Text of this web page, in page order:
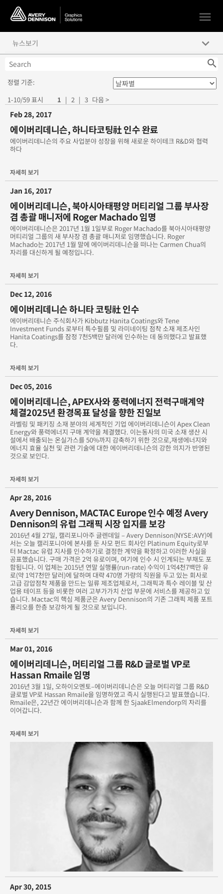
menu
search
정렬 기준:
1-10/59 표시
1 | 2 | 3 다음 >
Feb 28, 2017
에이버리데니슨, 하니타코팅社 인수 완료
에이버리데니슨의 주요 사업분야 성장을 위해 새로운 하이테크 R&D와 협력
하다
자세히 보기
Jan 16, 2017
에이버리데니슨, 북아시아태평양 머티리얼 그룹 부사장
겸 총괄 매니저에 Roger Machado 임명
에이버리데니슨은 2017년 1월 1일부로 Roger Machado를 북아시아태평양
머티리얼 그룹의 새 부사장 겸 총괄 매니저로 임명했습니다. Roger
Machado는 2017년 1월 말에 에이버리데니슨을 떠나는 Carmen Chua의
자리를 대신하게 될 예정입니다.
자세히 보기
Dec 12, 2016
에이버리데니슨 하니타 코팅社 인수
에이버리데니슨 주식회사가 Kibbutz Hanita Coatings와 Tene
Investment Funds 로부터 특수필름 및 라미네이팅 점착 소재 제조사인
Hanita Coatings를 잠정 7천5백만 달러에 인수하는 데 동의했다고 발표했
다.
자세히 보기
Dec 05, 2016
에이버리데니슨, APEX사와 풍력에너지 전력구매계약
체결2025년 환경목표 달성을 향한 진일보
라벨링 및 패키징 소재 분야의 세계적인 기업 에이버리데니슨이 Apex Clean
Energy와 풍력에너지 구매 계약을 체결했다. 이는동사의 미국 소재 생산 시
설에서 배출되는 온실가스를 50%까지 감축하기 위한 것으로,재생에너지와
에너지 효율 실천 및 관련 기술에 대한 에이버리데니슨의 강한 의지가 반영된
것으로 보인다.
자세히 보기
Apr 28, 2016
Avery Dennison, MACTAC Europe 인수 예정 Avery
Dennison의 유럽 그래픽 시장 입지를 보강
2016년 4월 27일, 캘리포니아주 글렌데일 – Avery Dennison(NYSE:AVY)에
서는 오늘 캘리포니아에 본사를 둔 사모 펀드 회사인 Platinum Equity로부
터 Mactac 유럽 지사를 인수하기로 결정한 계약을 확정하고 이러한 사실을
공표했습니다. 구매 가격은 2억 유로이며, 여기에 인수 시 인계되는 부채도 포
함됩니다. 이 업체는 2015년 연말 실행률(run-rate) 수익이 1억4천7백만 유
로(약 1억7천만 달러)에 달하며 대략 470명 가량의 직원을 두고 있는 회사로
고급 감압점착 제품을 만드는 일류 제조업체로서, 그래픽과 특수 레이블 및 산
업용 테이프 등을 비롯한 여러 고부가가치 산업 부문에 서비스를 제공하고 있
습니다. Mactac의 핵심 제품군은 Avery Dennison의 기존 그래픽 제품 포트
폴리오를 한층 보강하게 될 것으로 보입니다.
자세히 보기
Mar 01, 2016
에이버리데니슨, 머티리얼 그룹 R&D 글로벌 VP로
Hassan Rmaile 임명
2016년 3월 1일, 오하이오멘토–에이버리데니슨은 오늘 머티리얼 그룹 R&D
글로벌 VP로 Hassan Rmaile을 임명하였고 즉시 실행된다고 발표했습니다.
Rmaile은, 22년간 에이버리데니슨과 함께 한 SjaakElmendorp의 자리를
이어갑니다.
자세히 보기
Apr 30, 2015
뉴스보기 keyboard_arrow_down
에이버리데니슨 하니타 코팅社 인수
에이버리데니슨, APEX사와 풍력에너지 전력구매계약 체결2025년
Avery Dennison, MACTAC Europe 인수 예정 Avery Dennison
의 유럽 그래픽 시장 입지를 보강
에이버리데니슨, 머티리얼 그룹 R&D 글로벌 VP로 Hassan
에이버리데니슨, 머티리얼 그룹 본사 사장으로 조지스 그라바니스
"Win a Year of Avery" 경합 이벤트의 모든 당첨자를 위한 축하
360 Wraps에 틈새 시장 성공을 가져다 준 헬멧 래핑
7년 간의 성공적인 파트너십을 이어가고 있는 Triple Eight Race
BMW 소유자와의 만남
Brad Jones Racing 파트너십
Facebook 페이지와 Supreme Wrapping Film 래핑 이벤트 당첨
자
럭비 월드컵에서 길 안내
바로 래핑입니다. 제네바 소방대는 사다리 소방차의 외관을 바꿨습
니다.
쉽게 시선을 사로잡을 수 있는 바닥 그래픽
업그레이드해보십시오! 기술을 개선하고 창의력에 영감을 불어넣
는 새로운 에이버리 2012 워크샵
에이버리 900 Supercast EA LTR
에이버리 그래픽 아카데미 - 건축 모듈
에이버리데니슨 ICS 보장 프로그램 업데이트
에이버리데니슨 MPI 필름을 사용하는 HP Scitex
에이버리데니슨의 새로운 MPI 2006 Hi-Tack 제품은 강력한 점착
력으로 인해 안심하고 사용할 수 있습니다.
에이버리데니슨의 새로운 Supreme Wrapping Film
에이버리데니슨의 컬러 매칭 서비스 업데이트
에이버리 번들 및 가치 팩으로 비용 절감
차량 래핑 시장을 위한 새로운 Conformable Chrome Accent
Film
2011 세계 태양열 자동차 경주 대회에 출전한 래핑카
33가지 색상으로 제공되는 에이버리데니슨 수프림 래핑 필름
(Supreme Wrapping Film)
Avery 900 Supercast Film을 사용한 멋진 지붕 디자인
ESPN의 RISE UP TV 쇼에서 주목 받은 에이버리데니슨 미디어 제
G20의 서울 방문을 환영하는 대대적인 윈도우 그래픽
G20의 서울 방문을 환영하는 대대적인 윈도우 그래픽